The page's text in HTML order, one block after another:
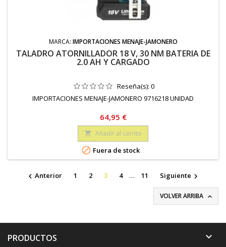
MARCA: IMPORTACIONES MENAJE-JAMONERO
TALADRO ATORNILLADOR 18 V, 30 NM BATERIA DE
2.0 AH Y CARGADO
Reseña(s): 0
IMPORTACIONES MENAJE-JAMONERO 9716218 UNIDAD
Precio
64,95 €
 Añadir al carrito
 Fuera de stock
 Anterior 1 2 3 4 … 11 Siguiente 
VOLVER ARRIBA 
PRODUCTOS 